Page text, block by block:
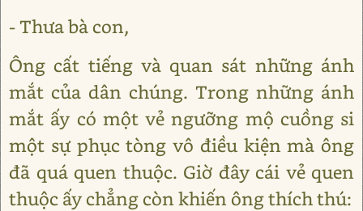
- Thưa bà con,
Ông cất tiếng và quan sát những ánh
mắt của dân chúng. Trong những ánh
mắt ấy có một vẻ ngưỡng mộ cuồng si
một sự phục tòng vô điều kiện mà ông
đã quá quen thuộc. Giờ đây cái vẻ quen
thuộc ấy chẳng còn khiến ông thích thú: